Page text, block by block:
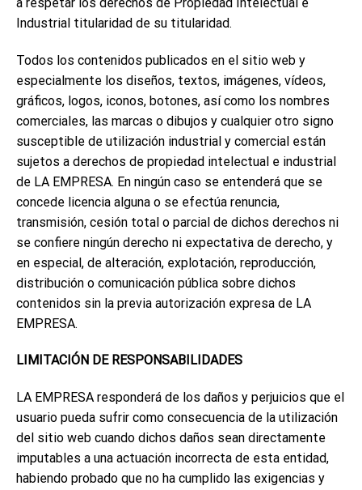
Industrial titularidad de su titularidad.
Todos los contenidos publicados en el sitio web y
especialmente los diseños, textos, imágenes, vídeos,
gráficos, logos, iconos, botones, así como los nombres
comerciales, las marcas o dibujos y cualquier otro signo
susceptible de utilización industrial y comercial están
sujetos a derechos de propiedad intelectual e industrial
de LA EMPRESA. En ningún caso se entenderá que se
concede licencia alguna o se efectúa renuncia,
transmisión, cesión total o parcial de dichos derechos ni
se confiere ningún derecho ni expectativa de derecho, y
en especial, de alteración, explotación, reproducción,
distribución o comunicación pública sobre dichos
contenidos sin la previa autorización expresa de LA
EMPRESA.
LIMITACIÓN DE RESPONSABILIDADES
LA EMPRESA responderá de los daños y perjuicios que el
usuario pueda sufrir como consecuencia de la utilización
del sitio web cuando dichos daños sean directamente
imputables a una actuación incorrecta de esta entidad,
habiendo probado que no ha cumplido las exigencias y